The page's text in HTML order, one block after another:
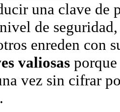
una clave de
de
enreden con
valiosas
vez sin cifrar